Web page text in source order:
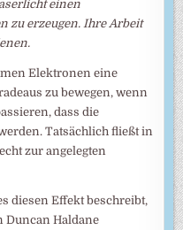
einen
zu erzeugen. Ihre Arbeit
Elektronen eine
zu bewegen, wenn
dass die
Tatsächlich fließt in
zur angelegten
diesen Effekt beschreibt,
Duncan Haldane